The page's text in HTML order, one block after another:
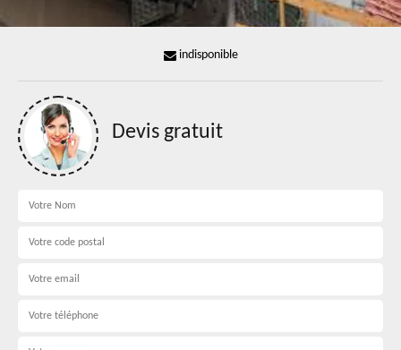
indisponible
Devis gratuit